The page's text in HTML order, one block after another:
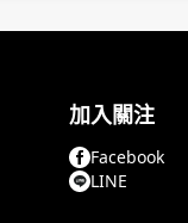
加入關注
Facebook
LINE